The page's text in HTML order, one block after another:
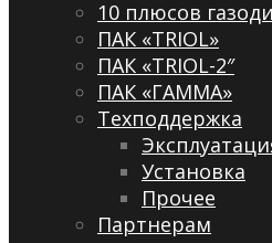
10 плюсов
ПАК «TRIOL»
ПАК «TRIOL-2″
ПАК «ГАММА»
Техподдержка
Установка
Прочее
Партнерам